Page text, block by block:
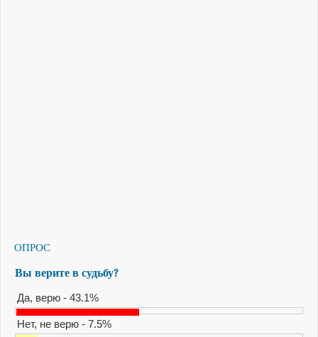
ОПРОС
Вы верите в судьбу?
Да, верю - 43.1%
Нет, не верю - 7.5%